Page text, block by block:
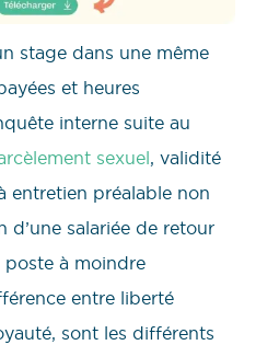
stage dans une même
et heures
interne suite au
sexuel, validité
entretien préalable non
d’une salariée de retour
à moindre
entre liberté
sont les différents